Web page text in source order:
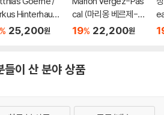
Hinterhause
: 황혼 (가곡집)
% 25,200원
cal (마리옹 베르제-파
스칼) - 사랑과 꽃 (Am
19% 22,200원
들이 산 분야 상품